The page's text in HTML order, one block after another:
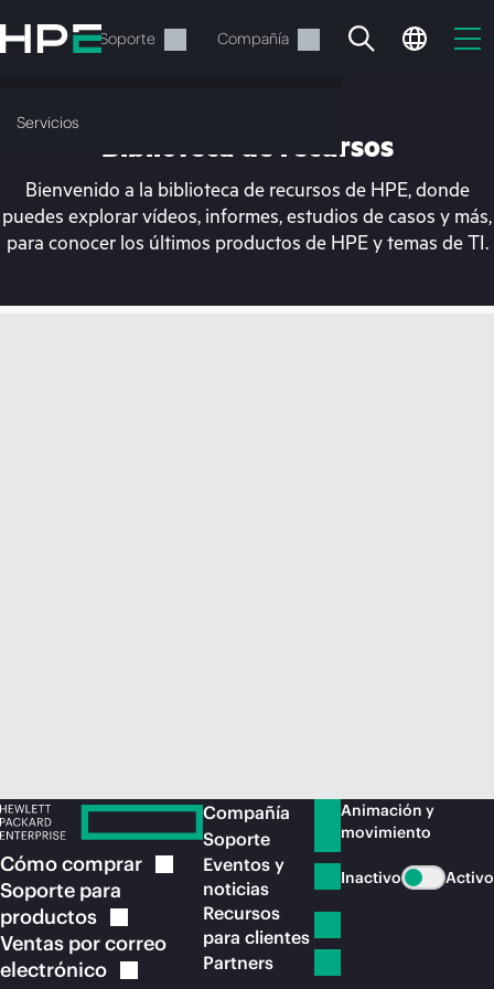
al
contenido
Servicios Soporte Compañía
Servicios
En estos momentos, tu
Biblioteca de recursos
Bienvenido a la biblioteca de recursos de HPE, donde
puedes explorar vídeos, informes, estudios de casos y más,
para conocer los últimos productos de HPE y temas de TI.
Cómocomprar
Soporte para
productos
Ventas por correo
electrónico
Compañía
Soporte
Eventos y
noticias
Recursos
para clientes
Partners
Animación y
movimiento
Inactivo Activo